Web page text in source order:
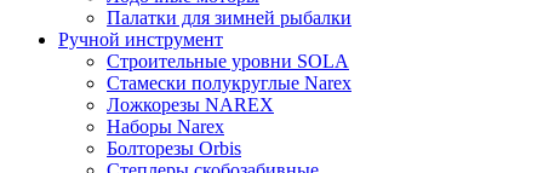
Палатки для зимней рыбалки
Ручной инструмент
Строительные уровни SOLA
Стамески полукруглые Narex
Ложкорезы NAREX
Наборы Narex
Болторезы Orbis